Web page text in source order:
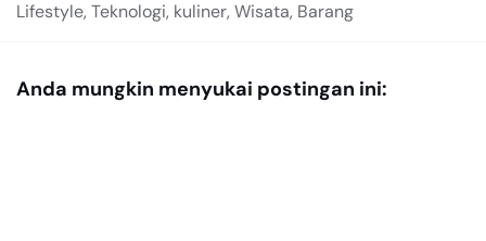
Lifestyle, Teknologi, kuliner, Wisata, Barang
Anda mungkin menyukai postingan ini: